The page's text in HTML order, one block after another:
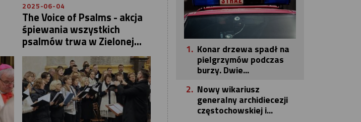
2025-06-04
The Voice of Psalms - akcja
śpiewania wszystkich
psalmów trwa w Zielonej... 1. Konar drzewa spadł na
pielgrzymów podczas
burzy. Dwie...
2. Nowy wikariusz
generalny archidiecezji
częstochowskiej i...